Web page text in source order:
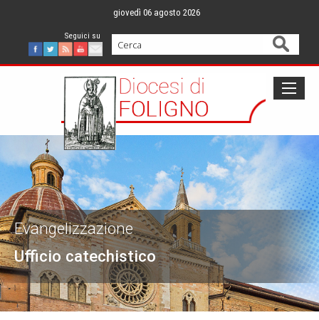
content
giovedì 06 agosto 2026
Facebook
Twitter
FeedYoutube
Mail
Cerca
Ufficio catechistico
Evangelizzazione